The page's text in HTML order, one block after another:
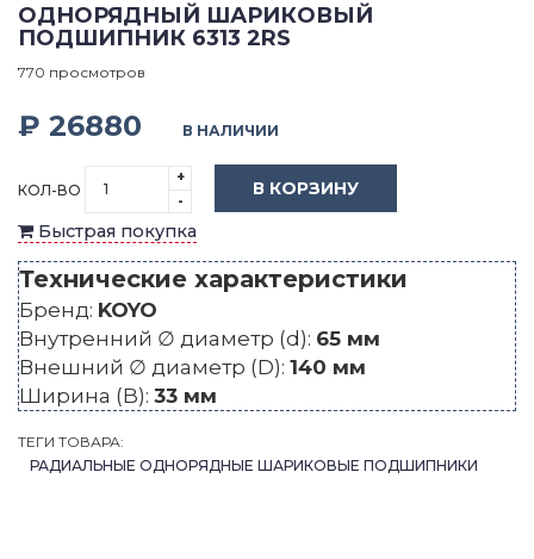
ОДНОРЯДНЫЙ ШАРИКОВЫЙ
ПОДШИПНИК 6313 2RS
770 просмотров
₽ 26880 В НАЛИЧИИ
КОЛ-ВО
+
-
В КОРЗИНУ
Быстрая покупка
Технические характеристики
Бренд: KOYO
Внутренний ∅ диаметр (d): 65 мм
Внешний ∅ диаметр (D): 140 мм
Ширина (B): 33 мм
ТЕГИ ТОВАРА:
РАДИАЛЬНЫЕ ОДНОРЯДНЫЕ ШАРИКОВЫЕ ПОДШИПНИКИ